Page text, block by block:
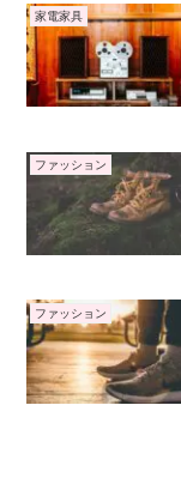
家電家具
ファッション
ファッション